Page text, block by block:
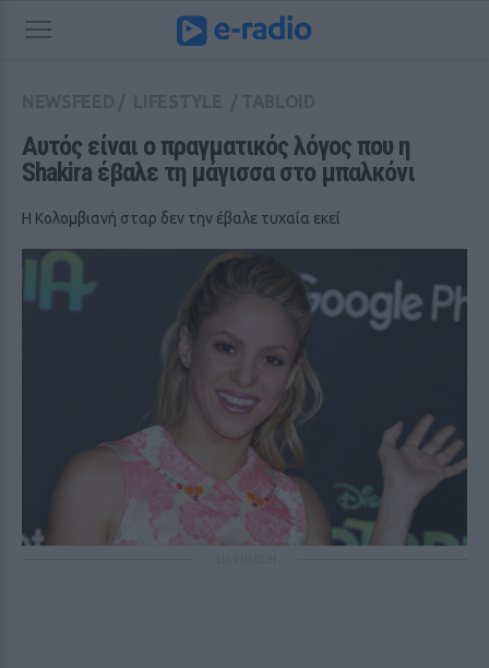
Αυτός είναι ο πραγματικός λόγος που η
Shakira έβαλε τη μάγισσα στο μπαλκόνι
Η Κολομβιανή σταρ δεν την έβαλε τυχαία εκεί